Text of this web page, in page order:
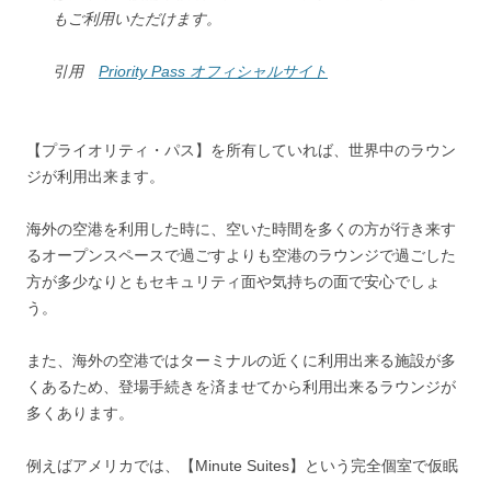
もご利用いただけます。
引用 Priority Pass オフィシャルサイト
【プライオリティ・パス】を所有していれば、世界中のラウン
ジが利用出来ます。
海外の空港を利用した時に、空いた時間を多くの方が行き来す
るオープンスペースで過ごすよりも空港のラウンジで過ごした
方が多少なりともセキュリティ面や気持ちの面で安心でしょ
う。
また、海外の空港ではターミナルの近くに利用出来る施設が多
くあるため、登場手続きを済ませてから利用出来るラウンジが
多くあります。
例えばアメリカでは、【Minute Suites】という完全個室で仮眠